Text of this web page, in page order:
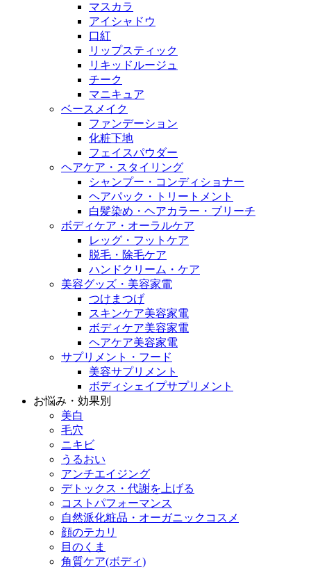
マスカラ
アイシャドウ
口紅
リップスティック
リキッドルージュ
チーク
マニキュア
ベースメイク
ファンデーション
化粧下地
フェイスパウダー
ヘアケア・スタイリング
シャンプー・コンディショナー
ヘアパック・トリートメント
白髪染め・ヘアカラー・ブリーチ
ボディケア・オーラルケア
レッグ・フットケア
脱毛・除毛ケア
ハンドクリーム・ケア
美容グッズ・美容家電
つけまつげ
スキンケア美容家電
ボディケア美容家電
ヘアケア美容家電
サプリメント・フード
美容サプリメント
ボディシェイプサプリメント
お悩み・効果別
美白
毛穴
ニキビ
うるおい
アンチエイジング
デトックス・代謝を上げる
コストパフォーマンス
自然派化粧品・オーガニックコスメ
顔のテカリ
目のくま
角質ケア(ボディ)